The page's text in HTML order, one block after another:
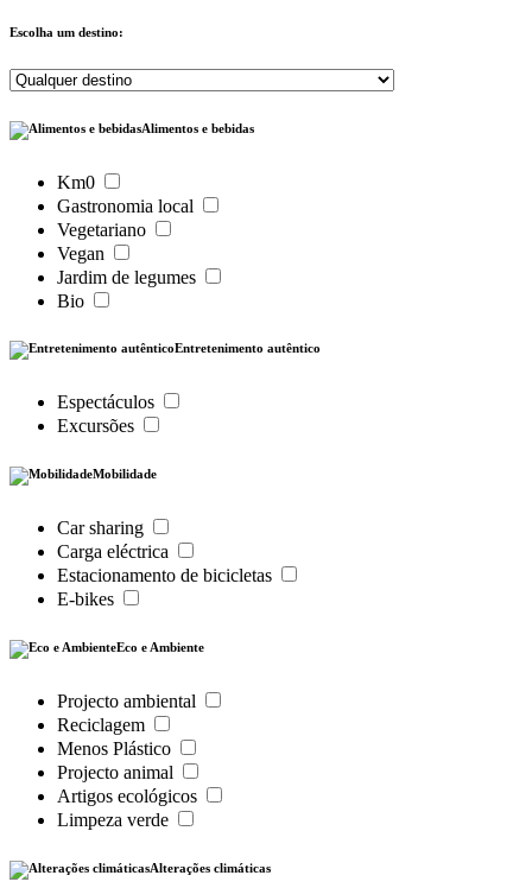
Escolha um destino:
Alimentos e bebidas
Km0
Gastronomia local
Vegetariano
Vegan
Jardim de legumes
Bio
Entretenimento autêntico
Espectáculos
Excursões
Mobilidade
Car sharing
Carga eléctrica
Estacionamento de bicicletas
E-bikes
Eco e Ambiente
Projecto ambiental
Reciclagem
Menos Plástico
Projecto animal
Artigos ecológicos
Limpeza verde
Alterações climáticas